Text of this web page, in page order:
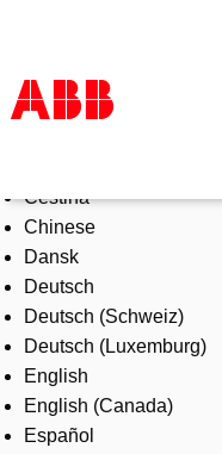
Products & Solutions
Industries
Services
About us
Where to buy
Contact us
Careers
Čeština
Chinese
Dansk
Deutsch
Deutsch (Schweiz)
Deutsch (Luxemburg)
English
English (Canada)
Español